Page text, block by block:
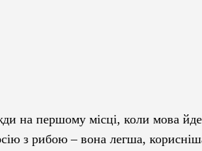
на першому місці, коли мова
з рибою – вона легша,